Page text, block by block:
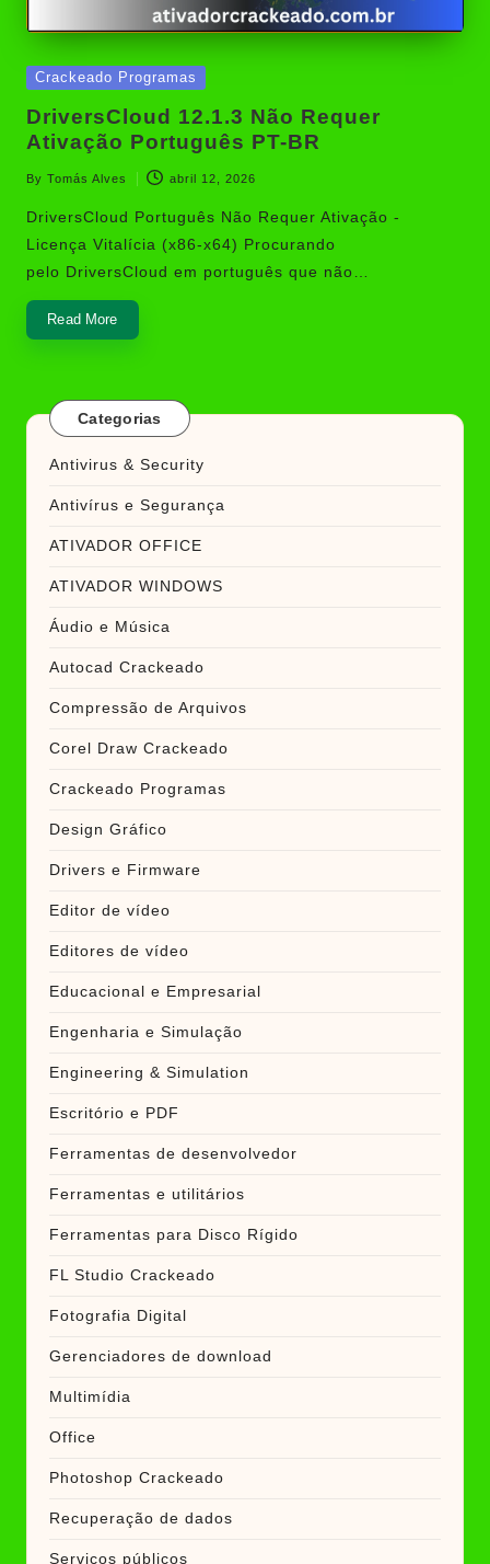
Posted
Crackeado Programas
DriversCloud 12.1.3 Não Requer
Ativação Português PT-BR
Posted
by
By Tomás Alves abril 12, 2026
DriversCloud Português Não Requer Ativação -
Licença Vitalícia (x86-x64) Procurando
pelo DriversCloud em português que não…
Read More
Categorias
Antivirus & Security
Antivírus e Segurança
ATIVADOR OFFICE
ATIVADOR WINDOWS
Áudio e Música
Autocad Crackeado
Compressão de Arquivos
Corel Draw Crackeado
Crackeado Programas
Design Gráfico
Drivers e Firmware
Editor de vídeo
Editores de vídeo
Educacional e Empresarial
Engenharia e Simulação
Engineering & Simulation
Escritório e PDF
Ferramentas de desenvolvedor
Ferramentas e utilitários
Ferramentas para Disco Rígido
FL Studio Crackeado
Fotografia Digital
Gerenciadores de download
Multimídia
Office
Photoshop Crackeado
Recuperação de dados
Serviços públicos